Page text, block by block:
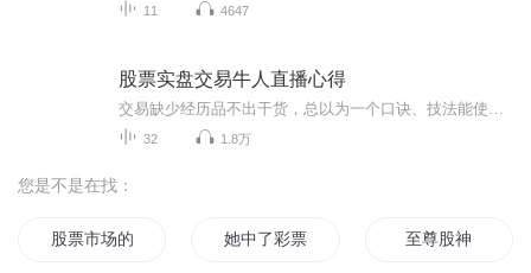
11 4647
股票实盘交易牛人直播心得
32 1.8万
您是不是在找：
股票市场的两个小故事 她中了彩票 至尊股神